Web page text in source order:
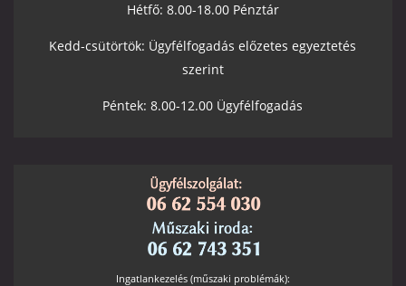
Hétfő: 8.00-18.00 Pénztár
Kedd-csütörtök: Ügyfélfogadás előzetes egyeztetés
szerint
Péntek: 8.00-12.00 Ügyfélfogadás
Ingatlankezelés (műszaki problémák):